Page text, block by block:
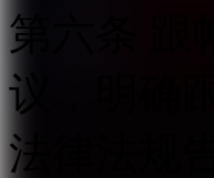
第六条 跟
议，明确
法律法规